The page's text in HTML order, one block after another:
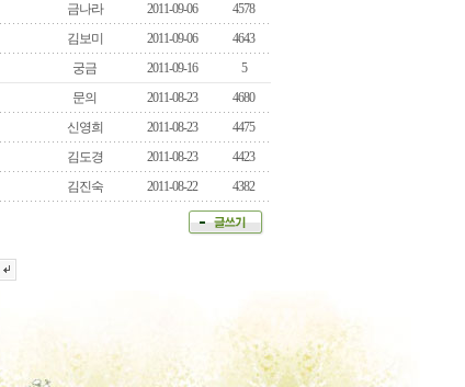
금나라 2011-09-06
4578
김보미 2011-09-06
4643
궁금 2011-09-16
5
문의 2011-08-23
4680
신영희 2011-08-23
4475
김도경 2011-08-23
4423
김진숙 2011-08-22 4382